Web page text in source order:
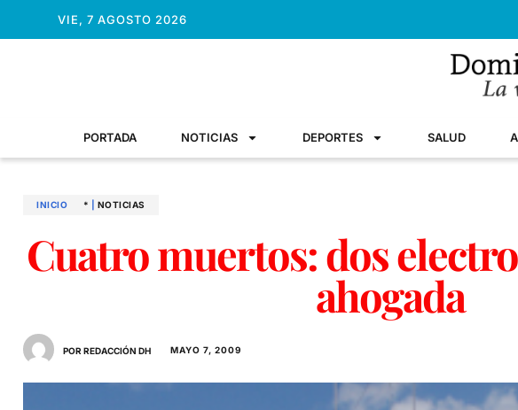
VIE, 7 AGOSTO 2026
PORTADA NOTICIAS DEPORTES SALUD
INICIO * NOTICIAS
Cuatro muertos: dos
ahogada
POR REDACCIÓN DH MAYO 7, 2009